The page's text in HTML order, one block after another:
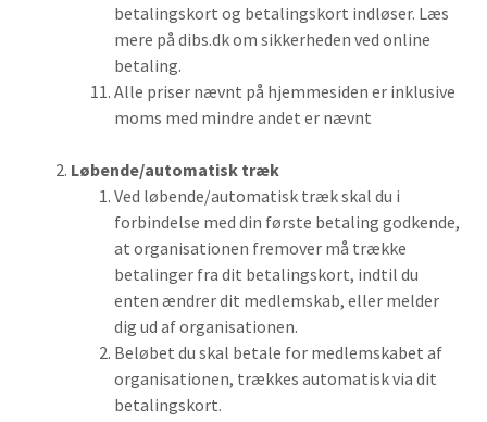
betalingskort og betalingskort indløser. Læs
mere på dibs.dk om sikkerheden ved online
betaling.
Alle priser nævnt på hjemmesiden er inklusive
moms med mindre andet er nævnt
Løbende/automatisk træk
Ved løbende/automatisk træk skal du i
forbindelse med din første betaling godkende,
at organisationen fremover må trække
betalinger fra dit betalingskort, indtil du
enten ændrer dit medlemskab, eller melder
dig ud af organisationen.
Beløbet du skal betale for medlemskabet af
organisationen, trækkes automatisk via dit
betalingskort.